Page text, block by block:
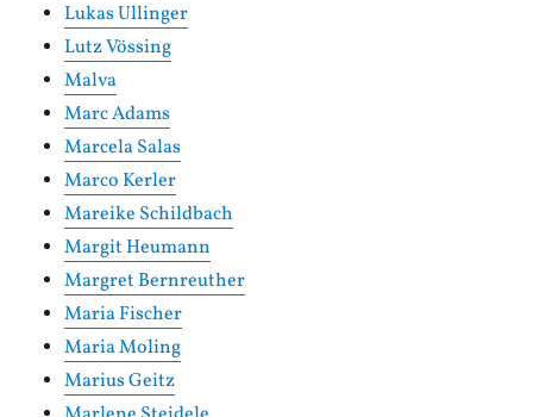
Lukas Ullinger
Lutz Vössing
Malva
Marc Adams
Marcela Salas
Marco Kerler
Mareike Schildbach
Margit Heumann
Margret Bernreuther
Maria Fischer
Maria Moling
Marius Geitz